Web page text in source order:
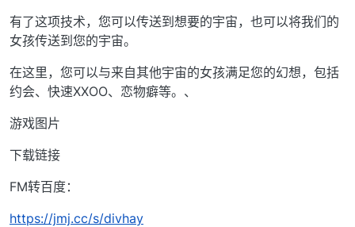
有了这项技术，您可以传送到想要的宇宙，也可以将我们的
女孩传送到您的宇宙。
在这里，您可以与来自其他宇宙的女孩满足您的幻想，包括
约会、快速XXOO、恋物癖等。、
游戏图片
下载链接
FM转百度：
https://jmj.cc/s/divhay